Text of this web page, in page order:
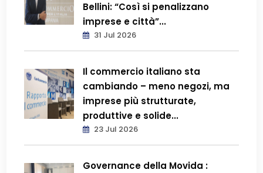
Bellini: “Così si penalizzano
imprese e città”...
31 Jul 2026
Il commercio italiano sta
cambiando – meno negozi, ma
imprese più strutturate,
produttive e solide...
23 Jul 2026
Governance della Movida :